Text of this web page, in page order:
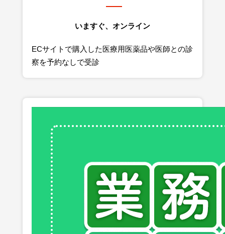
いますぐ、オンライン
ECサイトで購入した医療用医薬品や医師との診
察を予約なしで受診